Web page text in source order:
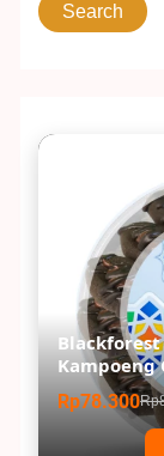
Kampoeng
Rp78.300